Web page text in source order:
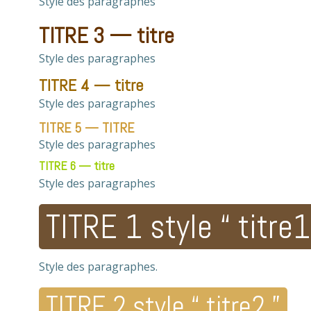
TITRE 3 — titre
Style des paragraphes
TITRE 4 — titre
Style des paragraphes
TITRE 5 — TITRE
Style des paragraphes
TITRE 6 — titre
Style des paragraphes
TITRE 1 style “
Style des paragraphes.